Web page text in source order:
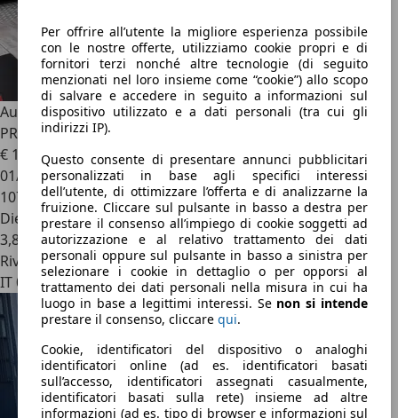
Per offrire all’utente la migliore esperienza possibile
con le nostre offerte, utilizziamo cookie propri e di
fornitori terzi nonché altre tecnologie (di seguito
menzionati nel loro insieme come “cookie”) allo scopo
di salvare e accedere in seguito a informazioni sul
dispositivo utilizzato e a dati personali (tra cui gli
indirizzi IP).
Questo consente di presentare annunci pubblicitari
personalizzati in base agli specifici interessi
dell’utente, di ottimizzare l’offerta e di analizzarne la
fruizione. Cliccare sul pulsante in basso a destra per
prestare il consenso all’impiego di cookie soggetti ad
autorizzazione e al relativo trattamento dei dati
personali oppure sul pulsante in basso a sinistra per
selezionare i cookie in dettaglio o per opporsi al
trattamento dei dati personali nella misura in cui ha
luogo in base a legittimi interessi. Se non si intende
prestare il consenso, cliccare qui.
Cookie, identificatori del dispositivo o analoghi
identificatori online (ad es. identificatori basati
sull’accesso, identificatori assegnati casualmente,
identificatori basati sulla rete) insieme ad altre
informazioni (ad es. tipo di browser e informazioni sul
Audi A1A1 Sportback 1.6 tdi S Line Edition plus 90cv
PRONTA CONSEGNA VISIBILE IN SEDE!!
€ 10.490
01/2016
107.900 km
Diesel
3,8 l/100 km (comb.)
Rivenditore
IT 00172